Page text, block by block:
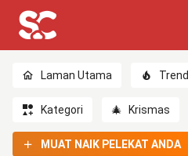
Laman Utama Trend
Kategori 🎄 Krismas
MUAT NAIK PELEKAT ANDA